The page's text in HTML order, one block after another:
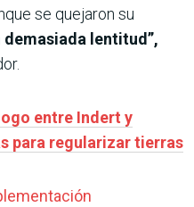
se quejaron su
lentitud”,
entre Indert y
para regularizar tierras